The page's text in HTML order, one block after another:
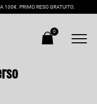
100€. PRIMO RESO GRATUITO.
0